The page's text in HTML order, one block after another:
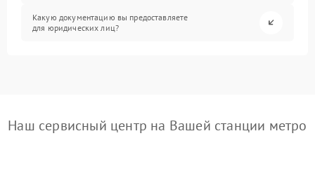
Какую документацию вы предоставляете
для юридических лиц?
Наш сервисный центр на Вашей станции метро